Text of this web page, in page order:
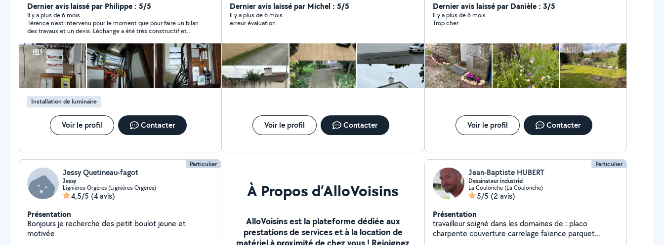
Dernier avis laissé par Philippe : 5/5
Il y a plus de 6 mois
Térence n'est intervenu pour le moment que pour faire un bilan
des travaux et un devis. L'échange a été très constructif et
compétent. Il doit réaliser les travaux dans trois semaines je
redonnerai un avis après son travail.
Installation de luminaire
Voir le profil Contacter
nettoyage de toiture vérification de toiture Réparation
de tuiles Démolissage de toiture peinture. Peinture
Dernier avis laissé par Michel : 5/5
Il y a plus de 6 mois
erreur évaluation
Voir le profil Contacter
motivé, je peux travailler pour vous rapidement LM
Environnement
Dernier avis laissé par Danièle : 3/5
Il y a plus de 6 mois
Trop cher
Voir le profil Contacter
Particulier
Jessy Quetineau-fagot
Jessy
Lignières-Orgères (Lignières-Orgères)
4,5/5 (4 avis)
Présentation
Bonjours je recherche des petit boulot jeune et
motivée
À Propos d’AlloVoisins
AlloVoisins est la plateforme dédiée aux
prestations de services et à la location de
Particulier
Jean-Baptiste HUBERT
Dessinateur industriel
La Coulonche (La Coulonche)
5/5 (2 avis)
Présentation
travailleur soigné dans les domaines de : placo
charpente couverture carrelage faïence parquet